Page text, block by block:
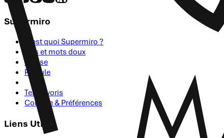
Supermiro
C'est quoi Supermiro ?
Avis et mots doux
Presse
Postule
Tes Favoris
Compte & Préférences
Liens Utiles